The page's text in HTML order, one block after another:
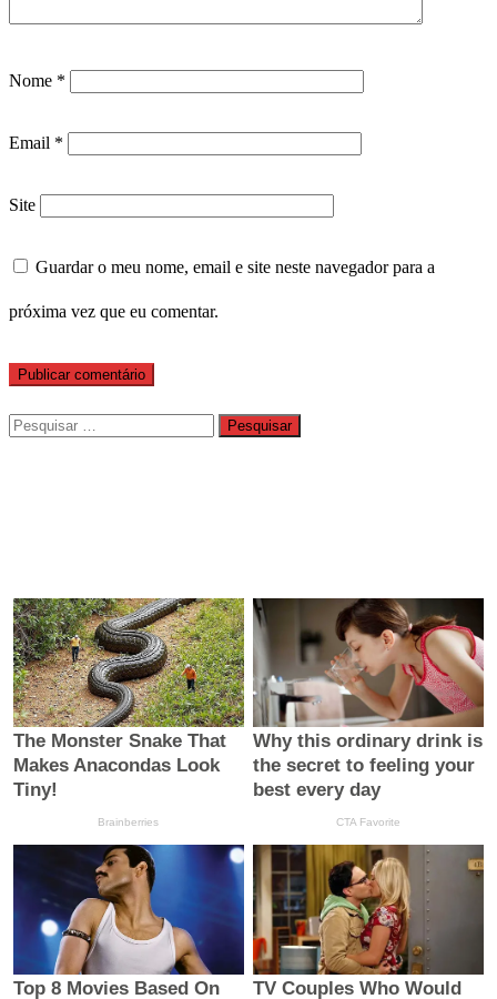
Nome *
Email *
Site
Guardar o meu nome, email e site neste navegador para a
próxima vez que eu comentar.
Pesquisar
por: